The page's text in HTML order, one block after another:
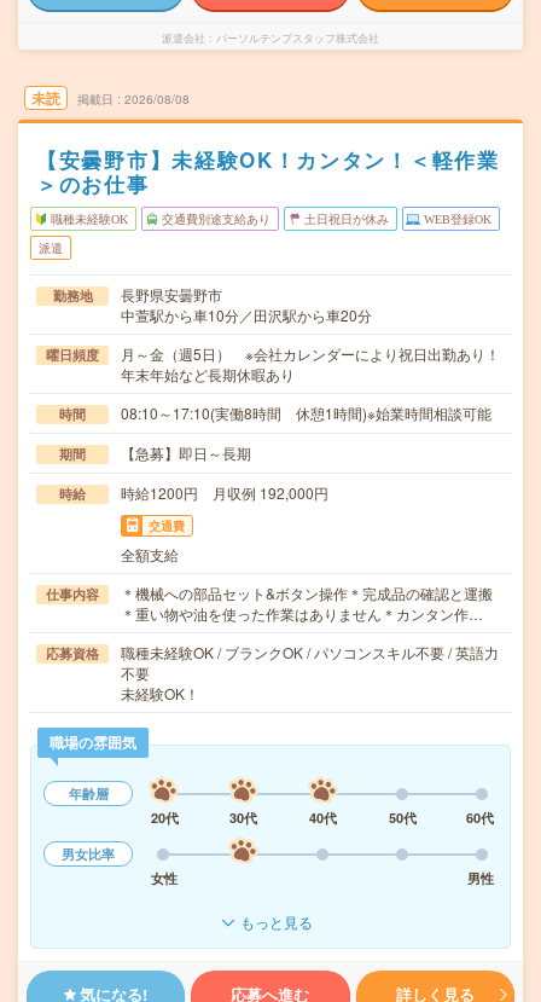
派遣会社 パーソルテンプスタッフ株式会社
未読 掲載日 2026/08/08
【安曇野市】未経験OK！カンタン！＜軽作業
＞のお仕事
職種未経験OK 交通費別途支給あり 土日祝日が休み WEB登録OK
派遣
勤務地
長野県安曇野市
中萱駅から車10分／田沢駅から車20分
曜日頻度
月～金（週5日） ※会社カレンダーにより祝日出勤あり！
年末年始など長期休暇あり
時間 08:10～17:10(実働8時間 休憩1時間)※始業時間相談可能
期間 【急募】即日～長期
時給 時給1200円 月収例 192,000円
交通費
全額支給
仕事内容
＊機械への部品セット&ボタン操作＊完成品の確認と運搬
＊重い物や油を使った作業はありません＊カンタン作…
応募資格
職種未経験OK / ブランクOK / パソコンスキル不要 / 英語力
不要
未経験OK！
職場の雰囲気
年齢層
20代
30代 40代 50代
60代
男女比率
女性
男性
もっと見る
気になる! 応募へ進む 詳しく見る